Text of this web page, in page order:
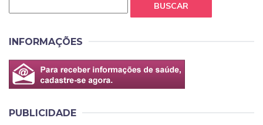
BUSCAR
INFORMAÇÕES
PUBLICIDADE